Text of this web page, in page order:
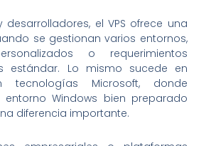
desarrolladores, el VPS ofrece una
se gestionan varios entornos,
o requerimientos
estándar. Lo mismo sucede en
tecnologías Microsoft, donde
Windows bien preparado
diferencia importante.